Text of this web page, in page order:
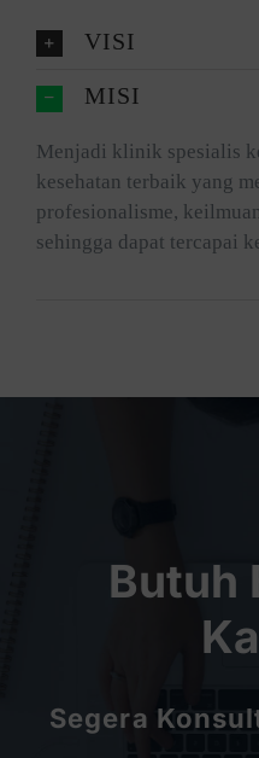
VISI
MISI
Menjadi klinik spesialis
kesehatan terbaik yang
profesionalisme,
sehingga dapat tercapai
Butuh
Segera